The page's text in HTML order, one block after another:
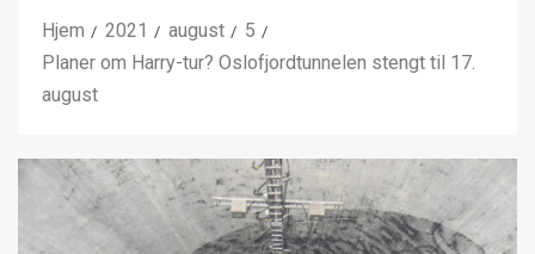
Hjem 2021 august
5
Planer om Harry-tur? Oslofjordtunnelen stengt til 17.
august